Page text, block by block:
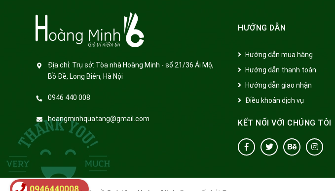
Địa chỉ: Trụ sở: Tòa nhà Hoàng Minh - số 21/36 Ái Mộ,
Bồ Đề, Long Biên, Hà Nội
0946 440 008
hoangminhquatang@gmail.com
HƯỚNG DẪN
Hướng dẫn mua hàng
Hướng dẫn thanh toán
Hướng dẫn giao nhận
Điều khoản dịch vụ
KẾT NỐI VỚI CHÚNG TÔI
0946440008